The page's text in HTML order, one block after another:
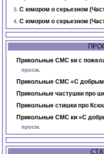
С юмором о серьезном
С юмором о серьезном
Прикольные СМС ки с
просм.
Прикольные СМС «С добрым
Прикольные частушки про
Прикольные стишки про
Прикольные СМС ки «С
просм.